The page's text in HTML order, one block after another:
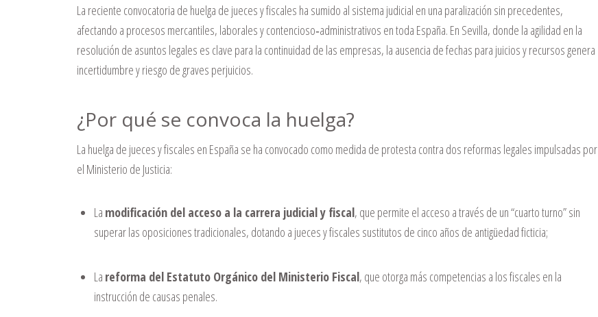
La reciente convocatoria de huelga de jueces y fiscales ha sumido al sistema judicial en una paralización sin precedentes,
afectando a procesos mercantiles, laborales y contencioso‐administrativos en toda España. En Sevilla, donde la agilidad en la
resolución de asuntos legales es clave para la continuidad de las empresas, la ausencia de fechas para juicios y recursos genera
incertidumbre y riesgo de graves perjuicios.
¿Por qué se convoca la huelga?
La huelga de jueces y fiscales en España se ha convocado como medida de protesta contra dos reformas legales impulsadas por
el Ministerio de Justicia:
La modificación del acceso a la carrera judicial y fiscal, que permite el acceso a través de un “cuarto turno” sin
superar las oposiciones tradicionales, dotando a jueces y fiscales sustitutos de cinco años de antigüedad ficticia;
La reforma del Estatuto Orgánico del Ministerio Fiscal, que otorga más competencias a los fiscales en la
instrucción de causas penales.